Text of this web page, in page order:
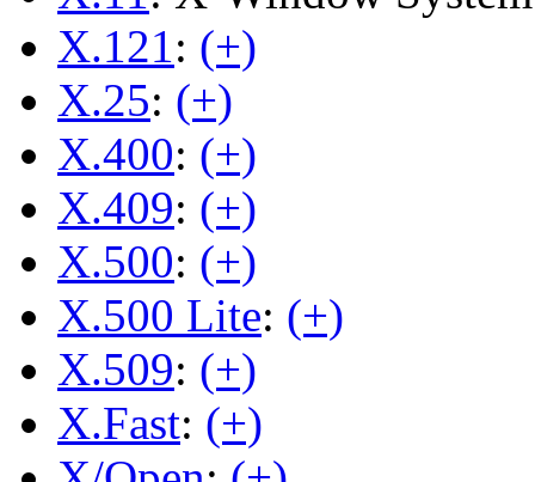
X.121: (+)
X.25: (+)
X.400: (+)
X.409: (+)
X.500: (+)
X.500 Lite: (+)
X.509: (+)
X.Fast: (+)